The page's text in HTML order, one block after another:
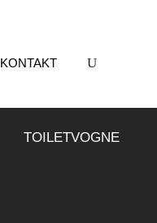
KONTAKT
TOILETVOGNE